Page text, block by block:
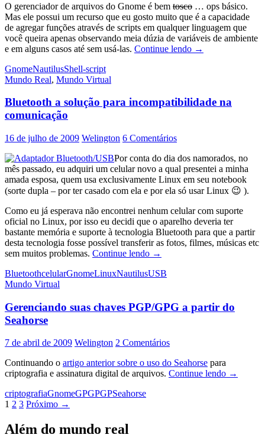
O gerenciador de arquivos do Gnome é bem tosco … ops básico.
Mas ele possui um recurso que eu gosto muito que é a capacidade
de agregar funções através de scripts em qualquer linguagem que
você queira apenas observando meia dúzia de variáveis de ambiente
e em alguns casos até sem usá-las. Continue lendo Estendendo
do
→
GnomeNautilusShell-script
Mundo Real, Mundo Virtual
Bluetooth a solução para incompatibilidade na
comunicação
16 de julho de 2009 Welington 6 Comentários
Por conta do dia dos namorados, no
mês passado, eu adquiri um celular novo a qual presentei a minha
amada esposa, quem usa exclusivamente Linux em seu notebook
(sorte dupla – por ter casado com ela e por ela só usar Linux 😉 ).
Como eu já esperava não encontrei nenhum celular com suporte
oficial no Linux, por isso eu decidi que o aparelho deveria ter
bastante memória e suporte à tecnologia Bluetooth para que a partir
desta tecnologia fosse possível transferir as fotos, filmes, músicas etc
sem muitos problemas. Continue lendo Bluetooth
solução
na
comunicação
→
BluetoothcelularGnomeLinuxNautilusUSB
Mundo Virtual
Gerenciando suas chaves PGP/GPG a partir do
Seahorse
7 de abril de 2009 Welington 2 Comentários
Continuando o artigo anterior sobre o uso do Seahorse para
criptografia e assinatura digital de arquivos. Continue lendo →
criptografiaGnomeGPGPGPSeahorse
Navegação
posts
1 2 3 Próximo →
Além do mundo real